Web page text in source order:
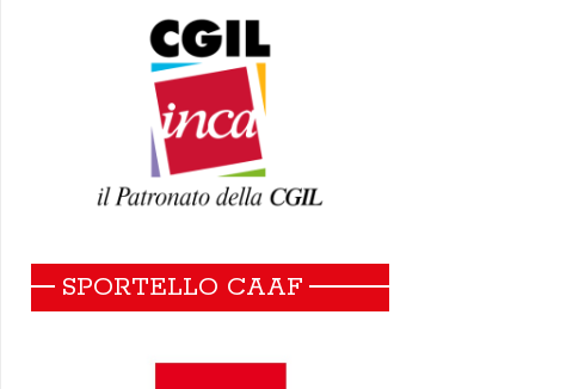
SPORTELLO CAAF